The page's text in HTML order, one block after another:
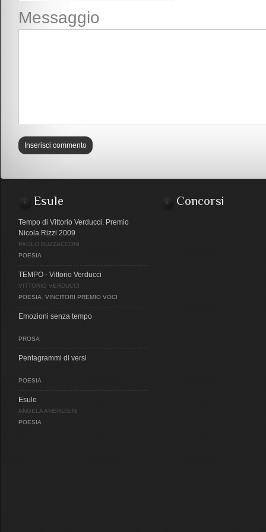
Messaggio
Esule
Tempo di Vittorio Verducci. Premio
Nicola Rizzi 2009
PAOLO BUZZACCONI
POESIA
TEMPO - Vittorio Verducci
VITTORIO VERDUCCI
POESIA
VINCITORI PREMIO VOCI
Emozioni senza tempo
PROSA
Pentagrammi di versi
POESIA
Esule
ANGELA AMBROSINI
POESIA
Concorsi